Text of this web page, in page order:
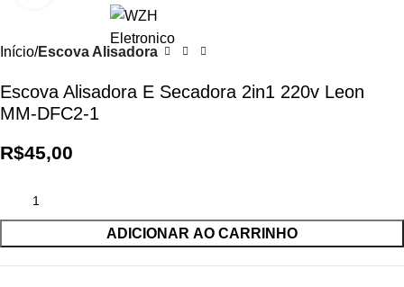
Início Escova Alisadora
Escova Alisadora E Secadora 2in1 220v Leon
MM-DFC2-1
R$45,00
ADICIONAR AO CARRINHO